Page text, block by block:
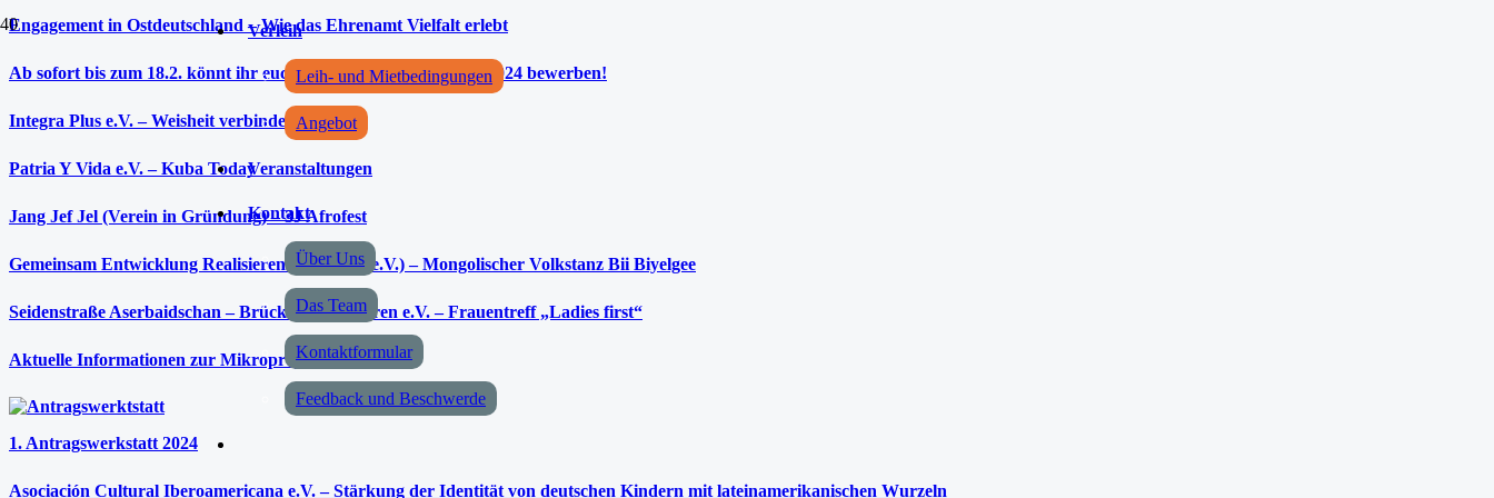
Verleih
Leih- und Mietbedingungen
Angebot
Veranstaltungen
Kontakt
Über Uns
Das Team
Kontaktformular
Feedback und Beschwerde
Engagement in Ostdeutschland – Wie das Ehrenamt Vielfalt erlebt
Ab sofort bis zum 18.2. könnt ihr euch für die Projektschmiede 2024 bewerben!
Integra Plus e.V. – Weisheit verbindet
Patria Y Vida e.V. – Kuba Today
Jang Jef Jel (Verein in Gründung) – 3J Afrofest
Gemeinsam Entwicklung Realisieren e.V. (GER e.V.) – Mongolischer Volkstanz Bii Biyelgee
Seidenstraße Aserbaidschan – Brücke der Kulturen e.V. – Frauentreff „Ladies first“
Aktuelle Informationen zur Mikroprojektförderung
1. Antragswerkstatt 2024
Asociación Cultural Iberoamericana e.V. – Stärkung der Identität von deutschen Kindern mit lateinamerikanischen Wurzeln